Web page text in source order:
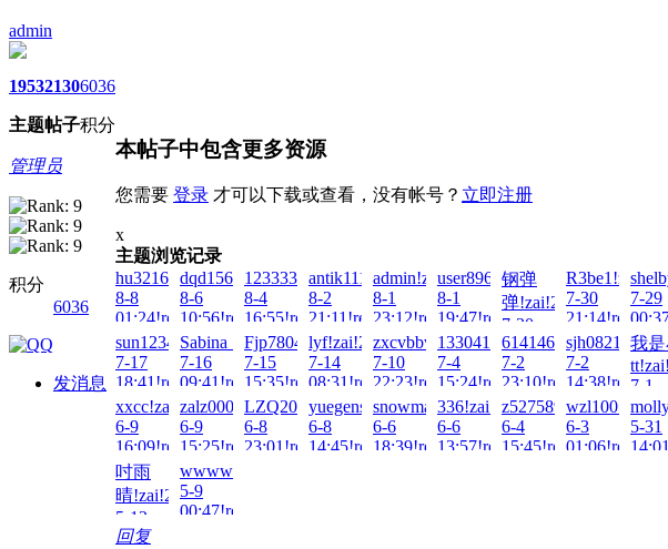
admin
1953
主题
2130
帖子
6036
积分
管理员
积分
6036
发消息
本帖子中包含更多资源
您需要 登录 才可以下载或查看，没有帐号？ 立即注册
x
主题浏览记录
hu321644451!zai!2026-
8-8
01:24!read!
dqd15627860451!zai!2026-
8-6
10:56!read!
1233331!zai!2026-
8-4
16:55!read!
antik1111!zai!2026-
8-2
21:11!read!
admin!zai!2026-
8-1
23:12!read!
user8963!zai!2026-
8-1
19:47!read!
钢弹
弹!zai!2026-
7-30
21:19!read!
7-30
21:14!read!
7-29
sun123456789!zai!2026-
7-17
18:41!read!
Sabina_06!zai!2026-
7-16
09:41!read!
Fjp780417!zai!2026-
7-15
15:35!read!
lyf!zai!2026-
7-14
08:31!read!
zxcvbbvcxz!zai!2026-
7-10
22:23!read!
133041497007!zai!2026-
7-4
15:24!read!
614146770!zai!2026-
7-2
23:10!read!
7-2
14:38!read!
我
7-1
xxcc!zai!2026-
6-9
16:09!read!
zalz000!zai!2026-
6-9
15:25!read!
LZQ2025!zai!2026-
6-8
23:01!read!
yuegensen!zai!2026-
6-8
14:45!read!
snowmaker!zai!2026-
6-6
18:39!read!
336!zai!2026-
6-6
13:57!read!
z527589766!zai!2026-
6-4
15:45!read!
6-3
01:06!read!
5-31
吋雨
晴!zai!2026-
5-12
00:13!read!
wwwwrrr!zai!2026-
5-9
00:47!read!
回复